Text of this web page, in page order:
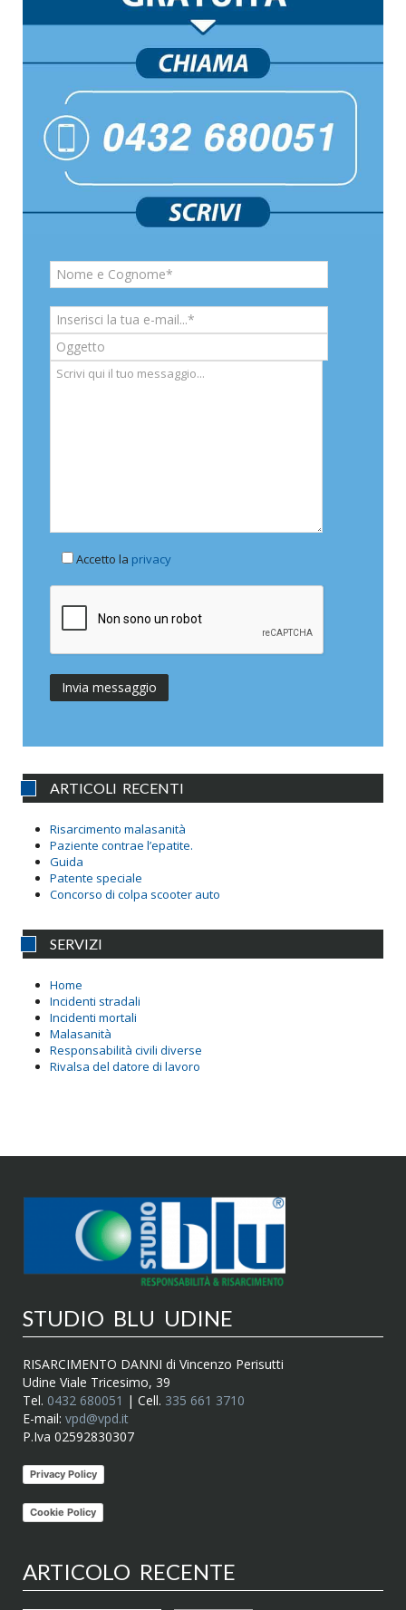
Accetto la privacy
ARTICOLI RECENTI
Risarcimento malasanità
Paziente contrae l’epatite.
Guida
Patente speciale
Concorso di colpa scooter auto
SERVIZI
Home
Incidenti stradali
Incidenti mortali
Malasanità
Responsabilità civili diverse
Rivalsa del datore di lavoro
STUDIO BLU UDINE
RISARCIMENTO DANNI di Vincenzo Perisutti
Udine Viale Tricesimo, 39
Tel. 0432 680051 | Cell. 335 661 3710
E-mail: vpd@vpd.it
P.Iva 02592830307
Privacy Policy
Cookie Policy
ARTICOLO RECENTE